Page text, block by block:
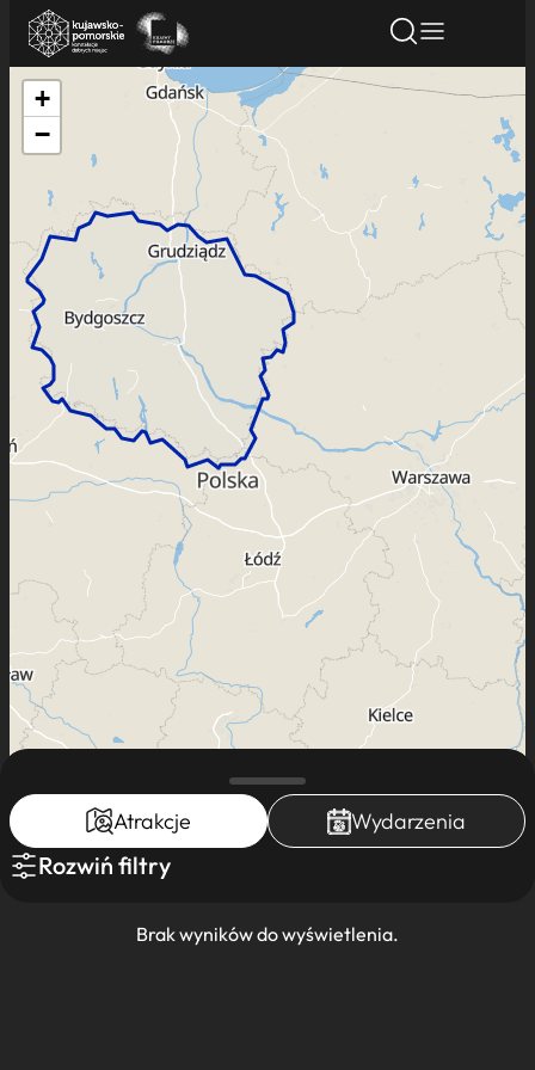
Znajdź atrakcję Znajdź artykuł Znajdź
Znajdź atrakcję
Nazwa atrakcji
Miasto
Kategoria
Wyszukaj
+
−
Leaflet Mapa dostęna dla K-POT ©
Atrakcje Wydarzenia
Rozwiń filtry
Brak wyników do wyświetlenia.